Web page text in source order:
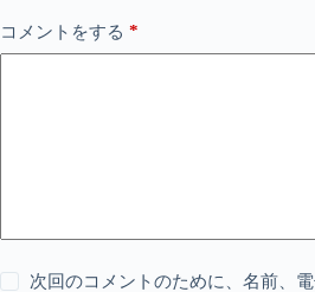
コメントをする *
次回のコメントのために、名前、